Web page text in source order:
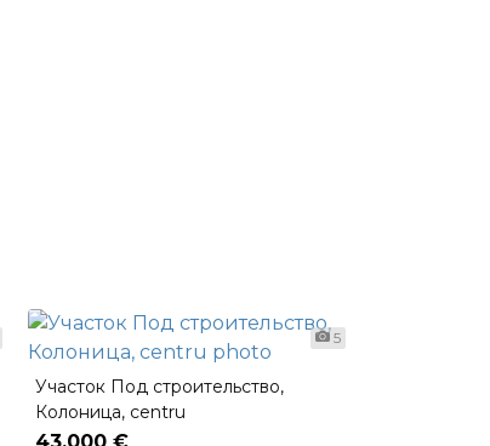
5
Участок Под строительство,
Колоница, centru